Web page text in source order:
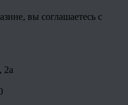
вы соглашаетесь с
2а